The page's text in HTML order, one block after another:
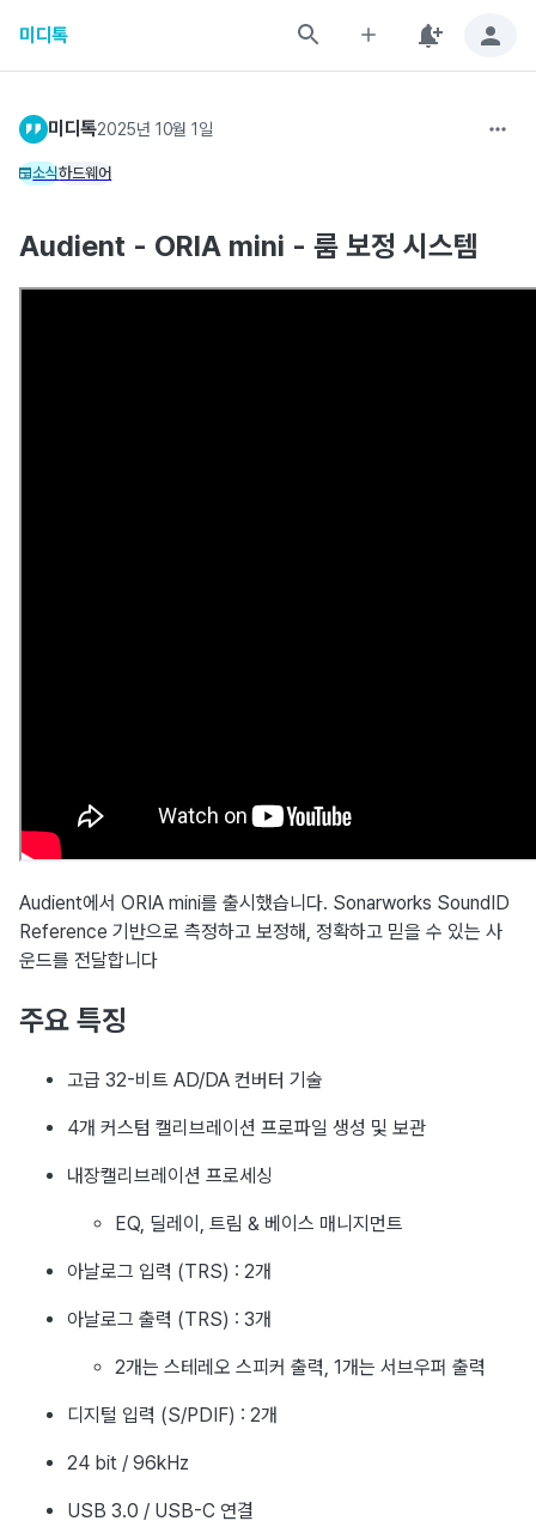
미디톡
미디톡2025년 10월 1일
소식하드웨어
Audient - ORIA mini - 룸 보정 시스템
Audient에서 ORIA mini를 출시했습니다. Sonarworks SoundID
Reference 기반으로 측정하고 보정해, 정확하고 믿을 수 있는 사
운드를 전달합니다
주요 특징
고급 32-비트 AD/DA 컨버터 기술
4개 커스텀 캘리브레이션 프로파일 생성 및 보관
내장캘리브레이션 프로세싱
EQ, 딜레이, 트림 & 베이스 매니지먼트
아날로그 입력 (TRS) : 2개
아날로그 출력 (TRS) : 3개
2개는 스테레오 스피커 출력, 1개는 서브우퍼 출력
디지털 입력 (S/PDIF) : 2개
24 bit / 96kHz
USB 3.0 / USB-C 연결